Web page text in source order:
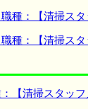
：【清掃スタ
：【清掃スタ
【清掃スタッフ